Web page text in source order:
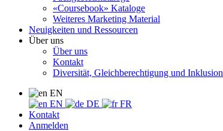
«Coursebook» Kataloge
Weiteres Marketing Material
Neuigkeiten und Ressourcen
Über uns
Über uns
Kontakt
Diversität, Gleichberechtigung und Inklusion
EN
EN
DE
FR
Kontakt
Anmelden